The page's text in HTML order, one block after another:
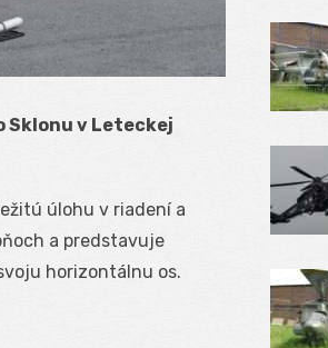
Sklonu v Leteckej
úlohu v riadení a
a predstavuje
horizontálnu os.